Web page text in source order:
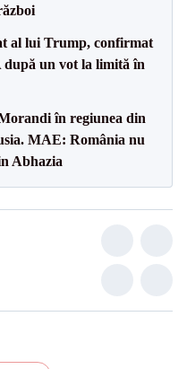
al lui Trump, confirmat
un vot la limită în
în regiunea din
MAE: România nu
Abhazia